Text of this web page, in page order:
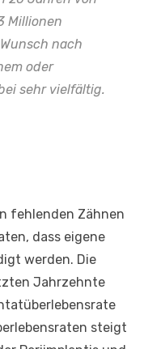
Millionen
nach
oder
sehr vielfältig.
fehlenden Zähnen
dass eigene
werden. Die
Jahrzehnte
steigt